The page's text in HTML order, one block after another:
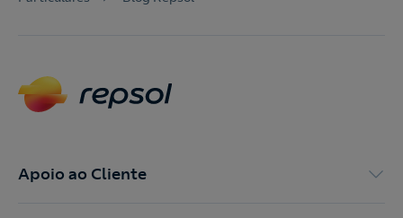
Apoio ao Cliente